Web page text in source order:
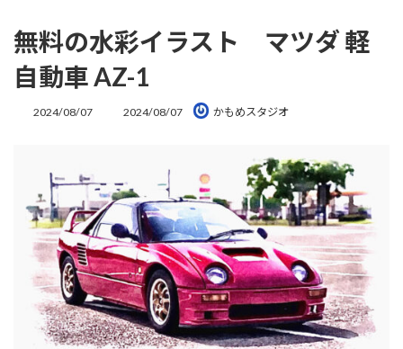
無料の水彩イラスト マツダ 軽
自動車 AZ-1
2024/08/07
最
時
:
2024/08/07 かもめスタジオ